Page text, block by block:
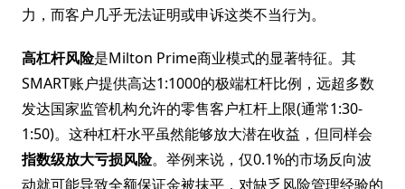
力，而客户几乎无法证明或申诉这类不当行为。
高杠杆风险是Milton Prime商业模式的显著特征。其
SMART账户提供高达1:1000的极端杠杆比例，远超多数
发达国家监管机构允许的零售客户杠杆上限(通常1:30-
1:50)。这种杠杆水平虽然能够放大潜在收益，但同样会
指数级放大亏损风险。举例来说，仅0.1%的市场反向波
动就可能导致全额保证金被抹平，对缺乏风险管理经验的